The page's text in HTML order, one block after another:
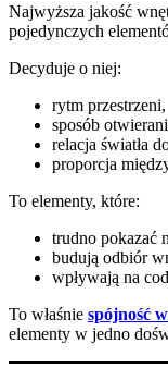
Najwyższa jakość
pojedynczych
Decyduje o niej:
rytm przestrzeni,
sposób
relacja światła
proporcja
To elementy, które:
trudno pokazać
budują odbiór
wpływają na
To właśnie spójność
elementy w jedno